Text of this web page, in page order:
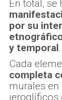
En total, se
por su
y temporal.
Cada
completa
murales en
jeroglíficos